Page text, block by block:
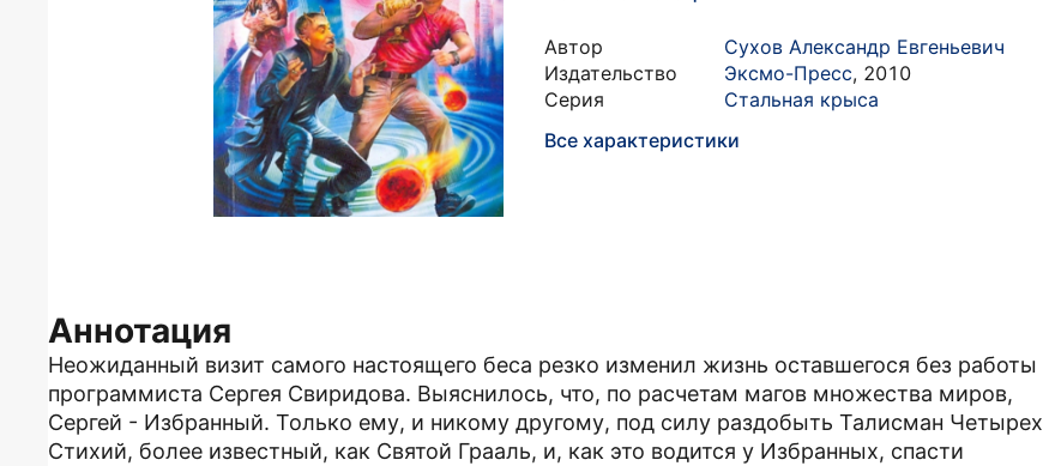
Автор
Сухов Александр Евгеньевич
Издательство
Эксмо-Пресс, 2010
Серия
Стальная крыса
Все характеристики
Аннотация
Неожиданный визит самого настоящего беса резко изменил жизнь оставшегося без работы
программиста Сергея Свиридова. Выяснилось, что, по расчетам магов множества миров,
Сергей - Избранный. Только ему, и никому другому, под силу раздобыть Талисман Четырех
Стихий, более известный, как Святой Грааль, и, как это водится у Избранных, спасти